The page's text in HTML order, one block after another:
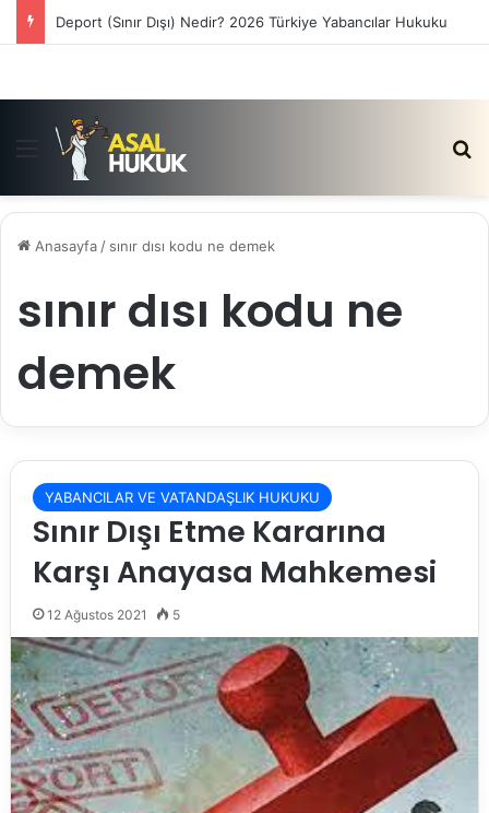
Deport (Sınır Dışı) Nedir? 2026 Türkiye Yabancılar Hukuku
Menü
Anasayfa / sınır dısı kodu ne demek
sınır dısı kodu ne
demek
YABANCILAR VE VATANDAŞLIK HUKUKU
Sınır Dışı Etme Kararına
Karşı Anayasa Mahkemesi
12 Ağustos 2021 5